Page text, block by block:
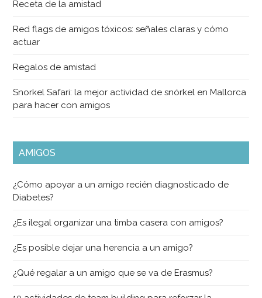
Receta de la amistad
Red flags de amigos tóxicos: señales claras y cómo
actuar
Regalos de amistad
Snorkel Safari: la mejor actividad de snórkel en Mallorca
para hacer con amigos
AMIGOS
¿Cómo apoyar a un amigo recién diagnosticado de
Diabetes?
¿Es ilegal organizar una timba casera con amigos?
¿Es posible dejar una herencia a un amigo?
¿Qué regalar a un amigo que se va de Erasmus?